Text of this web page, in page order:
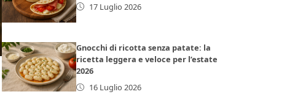
17 Luglio 2026
Gnocchi di ricotta senza patate: la
ricetta leggera e veloce per l’estate
2026
16 Luglio 2026